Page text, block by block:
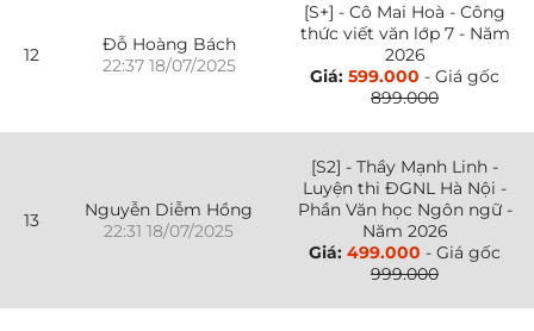
12
Đỗ Hoàng Bách
22:37 18/07/2025
[S+] - Cô Mai Hoà - Công
thức viết văn lớp 7 - Năm
2026
Giá: 599.000 - Giá gốc
899.000
13
Nguyễn Diễm Hồng
22:31 18/07/2025
[S2] - Thầy Mạnh Linh -
Luyện thi ĐGNL Hà Nội -
Phần Văn học Ngôn ngữ -
Năm 2026
Giá: 499.000 - Giá gốc
999.000